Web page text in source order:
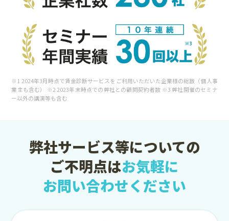
※1 2024年3月時点で賃金診断サービスをご利用いただいた企業様の総数（個人事
業主も含む） ※2 2023年末時点での弊社との顧問契約者数 ※3 弊社開催のセミナ
ー以外の講演等も含む
弊社サービス等についての
ご不明点はお気軽に
お問い合わせください